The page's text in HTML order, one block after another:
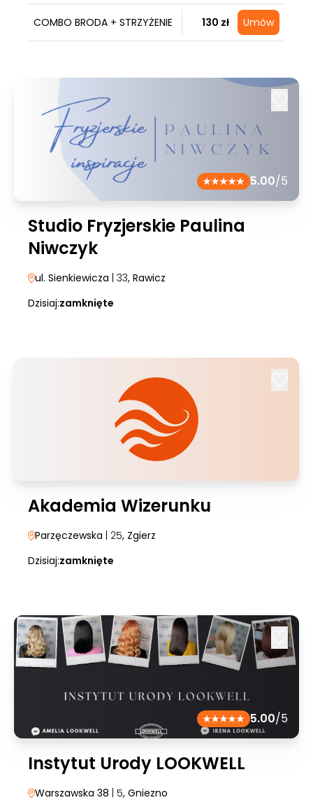
COMBO BRODA + STRZYŻENIE 130 zł Umów
5.00/5
Studio Fryzjerskie Paulina
Niwczyk
ul. Sienkiewicza | 33, Rawicz
Dzisiaj:zamknięte
Akademia Wizerunku
Parzęczewska | 25, Zgierz
Dzisiaj:zamknięte
5.00/5
Instytut Urody LOOKWELL
Warszawska 38 | 5, Gniezno